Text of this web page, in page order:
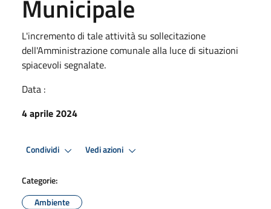
Municipale
L'incremento di tale attività su sollecitazione
dell'Amministrazione comunale alla luce di situazioni
spiacevoli segnalate.
Data :
4 aprile 2024
Condividi Vedi azioni
Categorie:
Ambiente